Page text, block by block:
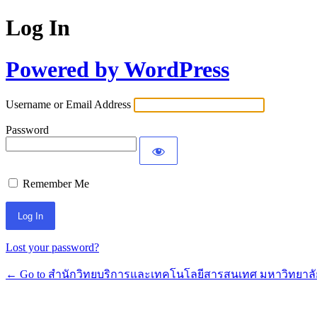
Log In
Powered by WordPress
Username or Email Address
Password
Remember Me
Lost your password?
← Go to สำนักวิทยบริการและเทคโนโลยีสารสนเทศ มหาวิทยา